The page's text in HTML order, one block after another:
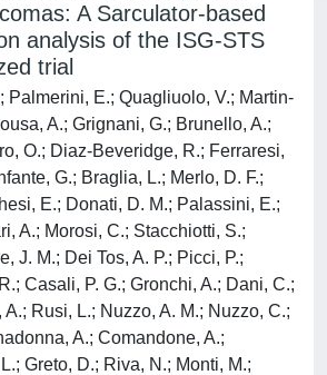
A Sarculator-based
analysis of the ISG-STS
trial
Palmerini, E.; Quagliuolo, V.; Martin-
A.; Grignani, G.; Brunello, A.;
O.; Diaz-Beveridge, R.; Ferraresi,
G.; Braglia, L.; Merlo, D. F.;
E.; Donati, D. M.; Palassini, E.;
A.; Morosi, C.; Stacchiotti, S.;
J. M.; Dei Tos, A. P.; Picci, P.;
Casali, P. G.; Gronchi, A.; Dani, C.;
Rusi, L.; Nuzzo, A. M.; Nuzzo, C.;
A.; Comandone, A.;
Greto, D.; Riva, N.; Monti, M.;